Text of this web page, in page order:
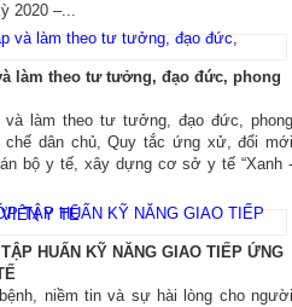
2020 –...
làm theo tư tưởng, đạo đức, phong
và làm theo tư tưởng, đạo đức, phong
dân chủ, Quy tắc ứng xử, đổi mới
bộ y tế, xây dựng cơ sở y tế “Xanh -
HUẤN KỸ NĂNG GIAO TIẾP ỨNG
niềm tin và sự hài lòng cho người